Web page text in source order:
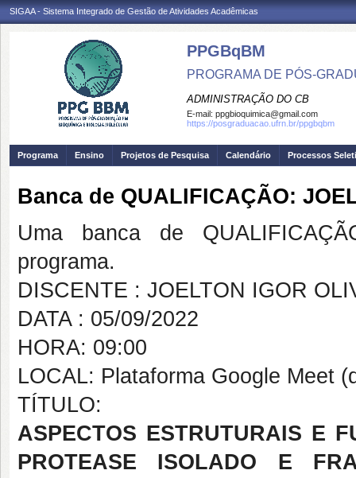
SIGAA - Sistema Integrado de Gestão de Atividades Acadêmicas
PPGBqBM
PROGRAMA DE PÓS-
ADMINISTRAÇÃO DO CB
E-mail: ppgbioquimica@gmail.com
https://posgraduacao.ufrn.br/ppgbqbm
Programa Ensino Projetos de Pesquisa Calendário Processos
Banca de QUALIFICAÇÃO:
Uma banca de
programa.
DISCENTE : JOELTON IGOR
DATA : 05/09/2022
HORA: 09:00
LOCAL: Plataforma Google Meet
TÍTULO:
ASPECTOS ESTRUTURAIS E
PROTEASE ISOLADO E